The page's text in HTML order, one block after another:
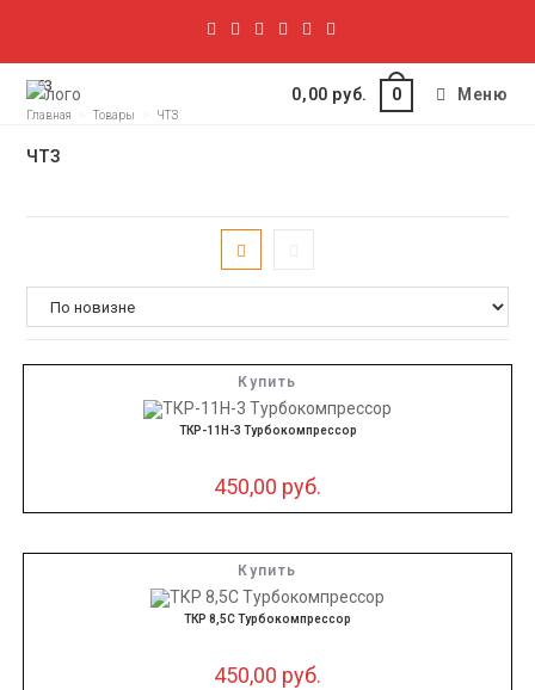
0,00 руб. 0 Меню
ЧТЗ
Главная Товары ЧТЗ
ЧТЗ
Купить
ТКР-11Н-3 Турбокомпрессор
450,00 руб.
Купить
ТКР 8,5С Турбокомпрессор
450,00 руб.